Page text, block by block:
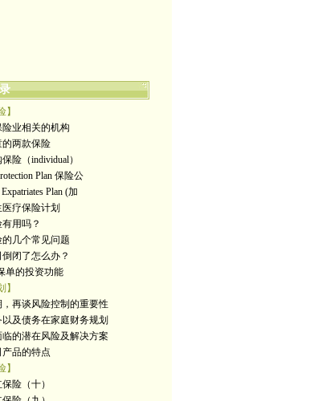
】
险业相关的机构
的两款保险
险（individual）
Plan 保险公
Expatriates Plan (加
医疗保险计划
有用吗？
的几个常见问题
倒闭了怎么办？
单的投资功能
】
，再谈风险控制的重要性
以及债务在家庭财务规划
临的潜在风险及解决方案
产品的特点
】
险（十）